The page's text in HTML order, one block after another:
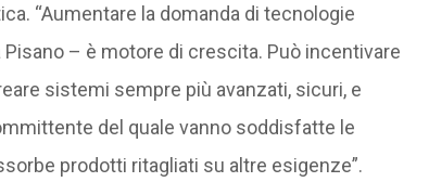
“Aumentare la domanda di tecnologie
– è motore di crescita. Può incentivare
sistemi sempre più avanzati, sicuri, e
del quale vanno soddisfatte le
prodotti ritagliati su altre esigenze”.